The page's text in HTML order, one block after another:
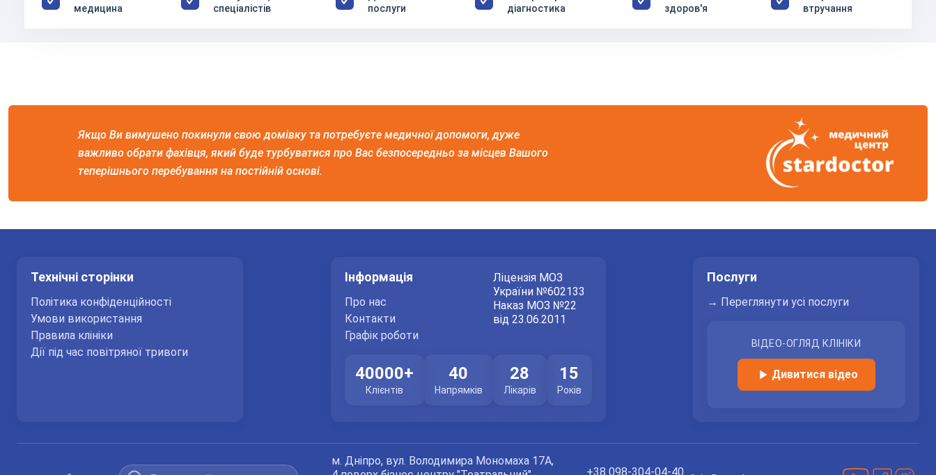
медицина
спеціалістів
послуги
діагностика
здоров'я
втручання
Якщо Ви вимушено покинули свою домівку та потребуєте медичної допомоги, дуже
важливо обрати фахівця, який буде турбуватися про Вас безпосередньо за місцев Вашого
теперішнього перебування на постійній основі.
Технічні сторінки
Політика конфіденційності
Умови використання
Правила клініки
Дії під час повітряної тривоги
Інформація
Про нас
Контакти
Графік роботи
Ліцензія МОЗ
України №602133
Наказ МОЗ №22
від 23.06.2011
40000+
Клієнтів
40
Напрямків
28
Лікарів
15
Років
Послуги
→ Переглянути усі послуги
ВІДЕО-ОГЛЯД КЛІНІКИ
Дивитися відео
м. Дніпро, вул. Володимира Мономаха 17А,
+38 098-304-04-40 Ми в YouTube
Ми вМи в